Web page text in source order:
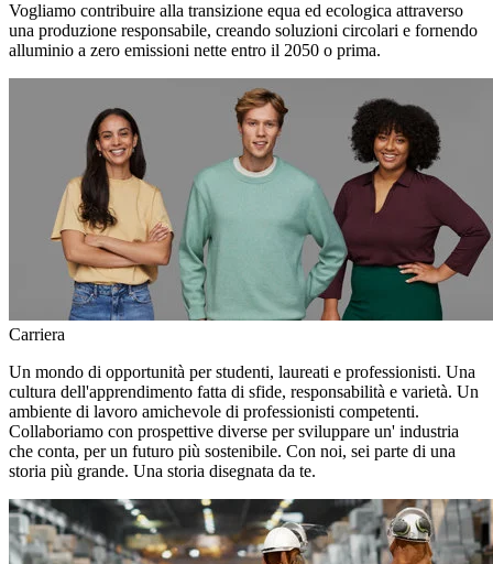
Vogliamo contribuire alla transizione equa ed ecologica attraverso
una produzione responsabile, creando soluzioni circolari e fornendo
alluminio a zero emissioni nette entro il 2050 o prima.
Carriera
Un mondo di opportunità per studenti, laureati e professionisti. Una
cultura dell'apprendimento fatta di sfide, responsabilità e varietà. Un
ambiente di lavoro amichevole di professionisti competenti.
Collaboriamo con prospettive diverse per sviluppare un' industria
che conta, per un futuro più sostenibile. Con noi, sei parte di una
storia più grande. Una storia disegnata da te.